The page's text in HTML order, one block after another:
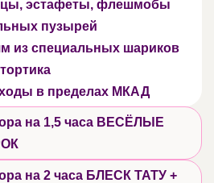
эстафеты, флешмобы
пузырей
из специальных шариков
в пределах МКАД
на 1,5 часа ВЕСЁЛЫЕ
на 2 часа БЛЕСК ТАТУ +